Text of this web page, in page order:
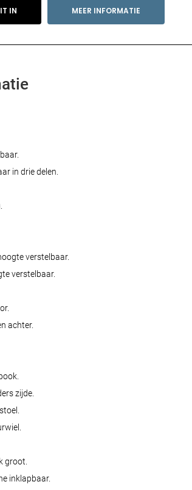
IN MEER INFORMATIE
in drie delen.
verstelbaar.
verstelbaar.
achter.
zijde.
groot.
inklapbaar.